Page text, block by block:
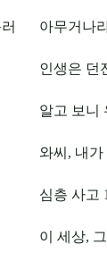
아무거나
인생은 던
알고 보니
와씨, 내
심층 사고
이 세상,